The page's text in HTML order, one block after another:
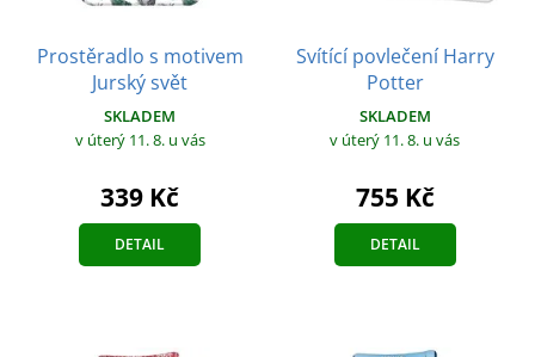
Prostěradlo s motivem
Jurský svět
SKLADEM
v úterý 11. 8. u vás
339 Kč
DETAIL
Svítící povlečení Harry
Potter
SKLADEM
v úterý 11. 8. u vás
755 Kč
DETAIL